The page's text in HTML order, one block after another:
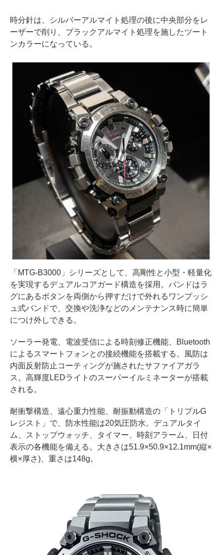
時分針は、シルバーアルマイト処理の後に中央部分をレ
ーザーで削り、ブラックアルマイト処理を施したツート
ンカラーになっている。
「MTG-B3000」シリーズとして、高剛性と小型・軽量化
を実現するデュアルコアガード構造を採用。バンドはラ
グにあるボタンを両側から押すだけで外れるワンプッシ
ュ式バンドで、交換や洗浄などのメンテナンス時に簡単
につけ外しできる。
ソーラー発電、電波受信による時刻修正機能、Bluetooth
によるスマートフォンとの接続機能を搭載する。風防は
内面反射防止コーティングが施されたサファイアガラ
ス。高輝度LEDライトのスーパーイルミネーターが搭載
される。
耐衝撃構造、遠心重力性能、耐振動構造の「トリプルG
レジスト」で、防水性能は20気圧防水。デュアルタイ
ム、ストップウォッチ、タイマー、時刻アラーム、日付
表示の各機能を備える。大きさは51.9×50.9×12.1mm(縦×
横×厚さ)、重さは148g。